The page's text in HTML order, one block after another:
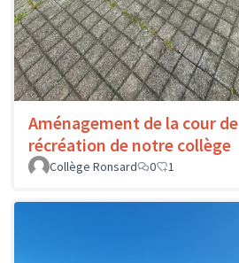
Aménagement de la cour de
récréation de notre collège
Collège Ronsard
0 1